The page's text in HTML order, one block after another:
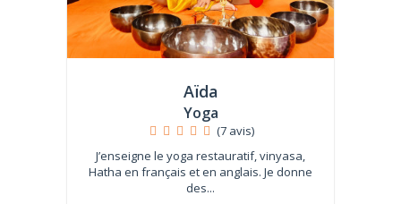
Aïda
Yoga
(7 avis)
J’enseigne le yoga restauratif, vinyasa,
Hatha en français et en anglais. Je donne
des...